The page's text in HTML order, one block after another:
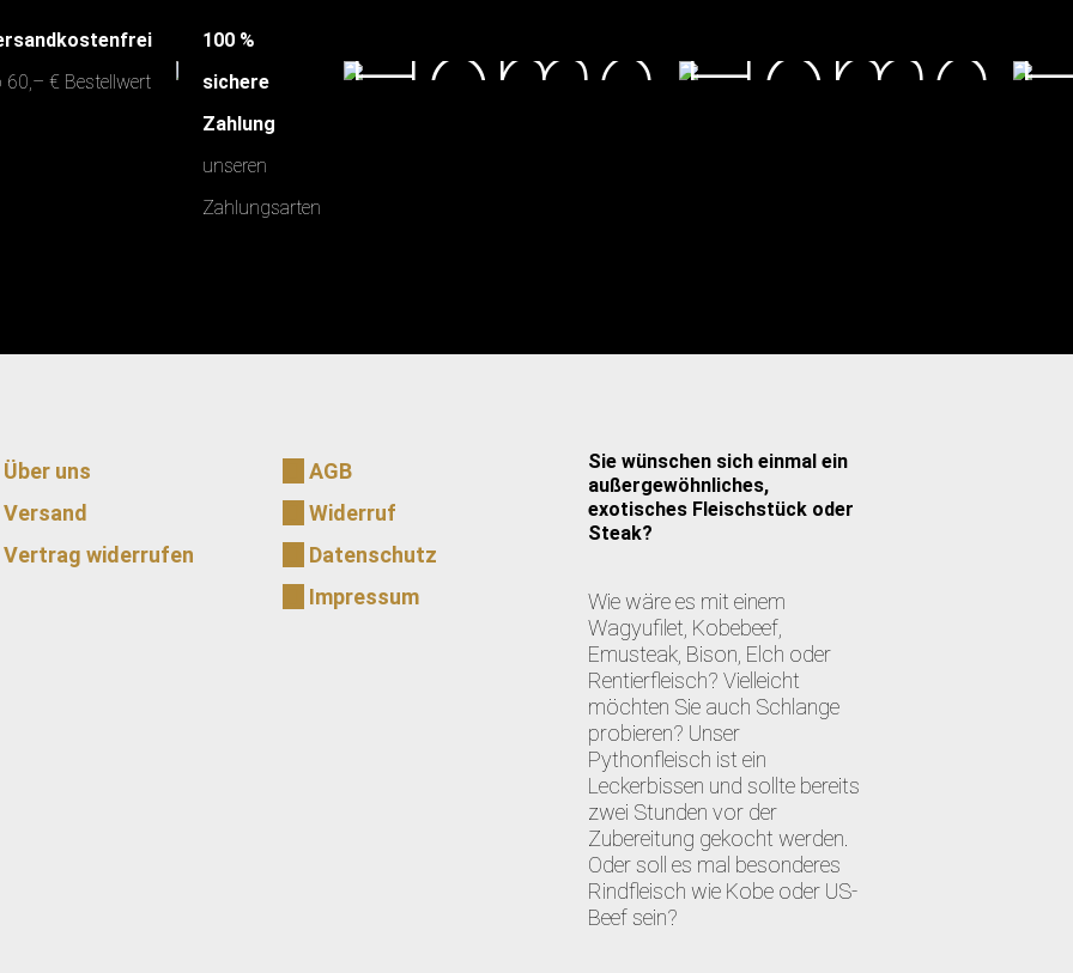
60,– € Bestellwert
100 %
sichere
Zahlung
unseren
Zahlungsarten
Über uns
Versand
Vertrag widerrufen
AGB
Widerruf
Datenschutz
Impressum
Sie wünschen sich einmal ein
außergewöhnliches,
exotisches Fleischstück oder
Steak?
Wie wäre es mit einem
Wagyufilet, Kobebeef,
Emusteak, Bison, Elch oder
Rentierfleisch? Vielleicht
möchten Sie auch Schlange
probieren? Unser
Pythonfleisch ist ein
Leckerbissen und sollte bereits
zwei Stunden vor der
Zubereitung gekocht werden.
Oder soll es mal besonderes
Rindfleisch wie Kobe oder US-
Beef sein?